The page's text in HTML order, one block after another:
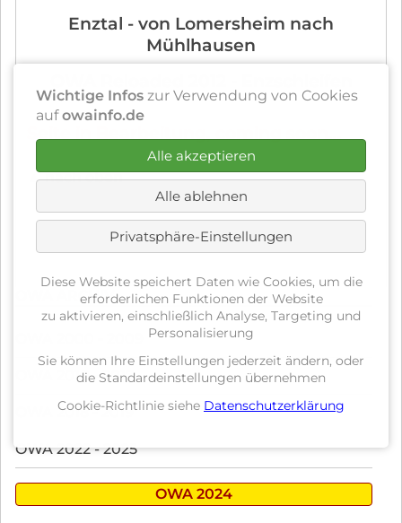
Enztal - von Lomersheim nach
Mühlhausen
▲ nach oben
OWA ARCHIV
überspringen
OWA 2010 - 2017
OWA 2018 - 2019
OWA 2022 - 2025
OWA 2024
Wichtige Infos zur Verwendung von Cookies
aufowainfo.de
Alle akzeptieren
Alle ablehnen
Privatsphäre-Einstellungen
Diese Website speichert Daten wie Cookies, um die
erforderlichen Funktionen der Website
zu aktivieren, einschließlich Analyse, Targeting und
Personalisierung
Sie können Ihre Einstellungen jederzeit ändern, oder
die Standardeinstellungen übernehmen
Cookie-Richtlinie siehe Datenschutzerklärung